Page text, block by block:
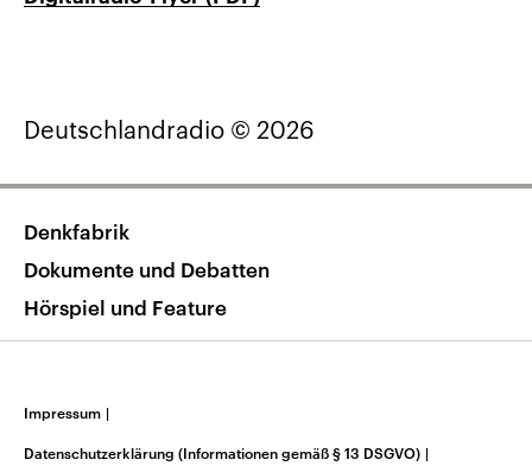
Deutschlandradio © 2026
Denkfabrik
Dokumente und Debatten
Hörspiel und Feature
Impressum |
Datenschutzerklärung (Informationen gemäß § 13 DSGVO) |